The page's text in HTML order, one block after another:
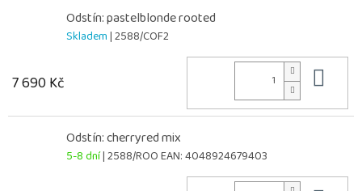
Odstín: pastelblonde rooted
Skladem| 2588/COF2
7 690 Kč
Odstín: cherryred mix
5-8 dní| 2588/ROOEAN:4048924679403